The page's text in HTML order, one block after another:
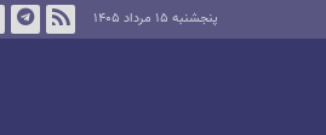
پنجشنبه ۱۵ مرداد ۱۴۰۵